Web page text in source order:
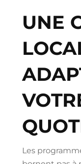
UNE
Les